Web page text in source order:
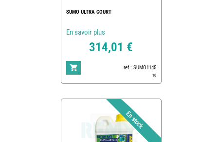
SUMO ULTRA COURT
En savoir plus
314,01 €
ref : SUMO1145
10